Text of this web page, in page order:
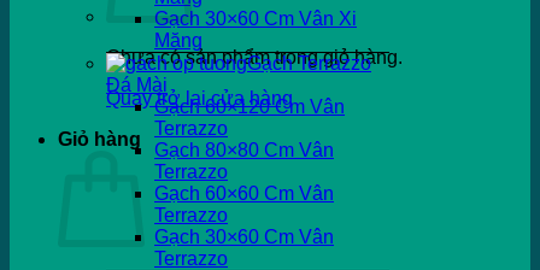
Chưa có sản phẩm trong giỏ hàng.
Quay trở lại cửa hàng
Giỏ hàng
Gạch 30×60 Cm Vân Xi
Măng
Gạch Terrazzo
Đá Mài
Gạch 60×120 Cm Vân
Terrazzo
Gạch 80×80 Cm Vân
Terrazzo
Gạch 60×60 Cm Vân
Terrazzo
Gạch 30×60 Cm Vân
Terrazzo